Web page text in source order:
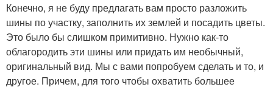
Конечно, я не буду предлагать вам просто разложить
шины по участку, заполнить их землей и посадить цветы.
Это было бы слишком примитивно. Нужно как-то
облагородить эти шины или придать им необычный,
оригинальный вид. Мы с вами попробуем сделать и то, и
другое. Причем, для того чтобы охватить большее